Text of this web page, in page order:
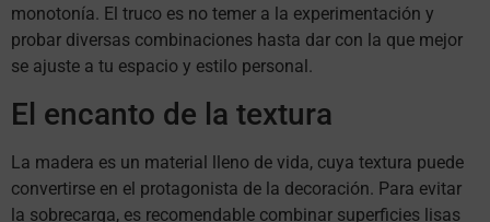
monotonía. El truco es no temer a la experimentación y
probar diversas combinaciones hasta dar con la que mejor
se ajuste a tu espacio y estilo personal.
El encanto de la textura
La madera es un material lleno de vida, cuya textura puede
convertirse en el protagonista de la decoración. Para evitar
la sobrecarga, es recomendable combinar superficies lisas